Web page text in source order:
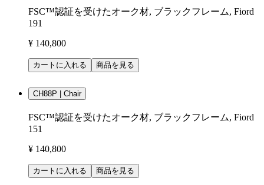
FSC™認証を受けたオーク材, ブラックフレーム, Fiord
191
¥ 140,800
カートに入れる 商品を見る
CH88P | Chair
FSC™認証を受けたオーク材, ブラックフレーム, Fiord
151
¥ 140,800
カートに入れる 商品を見る